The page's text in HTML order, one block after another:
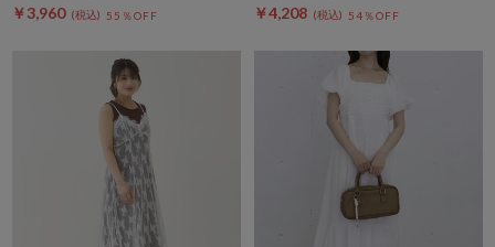
￥3,960 55％OFF ￥4,208 54％OFF